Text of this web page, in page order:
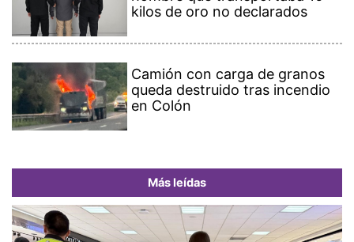
kilos de oro no declarados
Camión con carga de granos
queda destruido tras incendio
en Colón
Más leídas